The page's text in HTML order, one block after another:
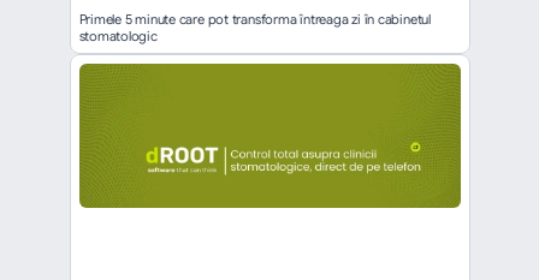
Primele 5 minute care pot transforma întreaga zi în cabinetul
stomatologic